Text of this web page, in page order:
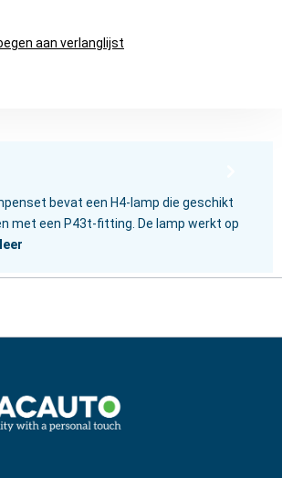
aan verlanglijst
bevat een H4-lamp die geschikt
met een P43t-fitting. De lamp werkt op